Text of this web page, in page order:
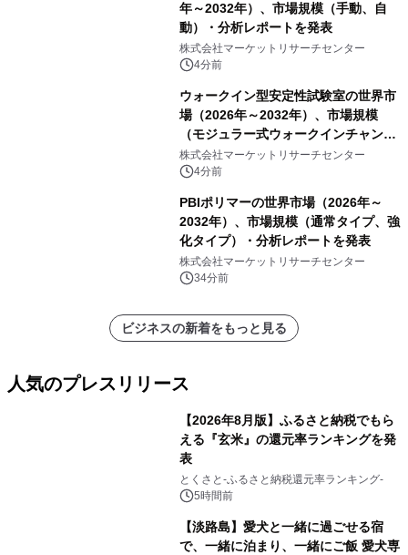
年～2032年）、市場規模（手動、自
動）・分析レポートを発表
株式会社マーケットリサーチセンター
4分前
ウォークイン型安定性試験室の世界市
場（2026年～2032年）、市場規模
（モジュラー式ウォークインチャンバ
ー、溶接式ウォークインチャンバ
ー）・分析レポートを発表
株式会社マーケットリサーチセンター
4分前
PBIポリマーの世界市場（2026年～
2032年）、市場規模（通常タイプ、強
化タイプ）・分析レポートを発表
株式会社マーケットリサーチセンター
34分前
ビジネスの新着をもっと見る
人気のプレスリリース
【2026年8月版】ふるさと納税でもら
える『玄米』の還元率ランキングを発
表
とくさと-ふるさと納税還元率ランキング-
5時間前
【淡路島】愛犬と一緒に過ごせる宿
で、一緒に泊まり、一緒にご飯 愛犬専